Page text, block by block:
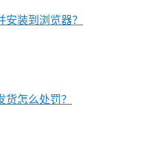
安装到浏览器？
货怎么处罚？